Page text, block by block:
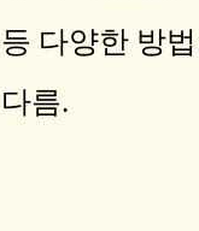
등 다양한 방
다름.